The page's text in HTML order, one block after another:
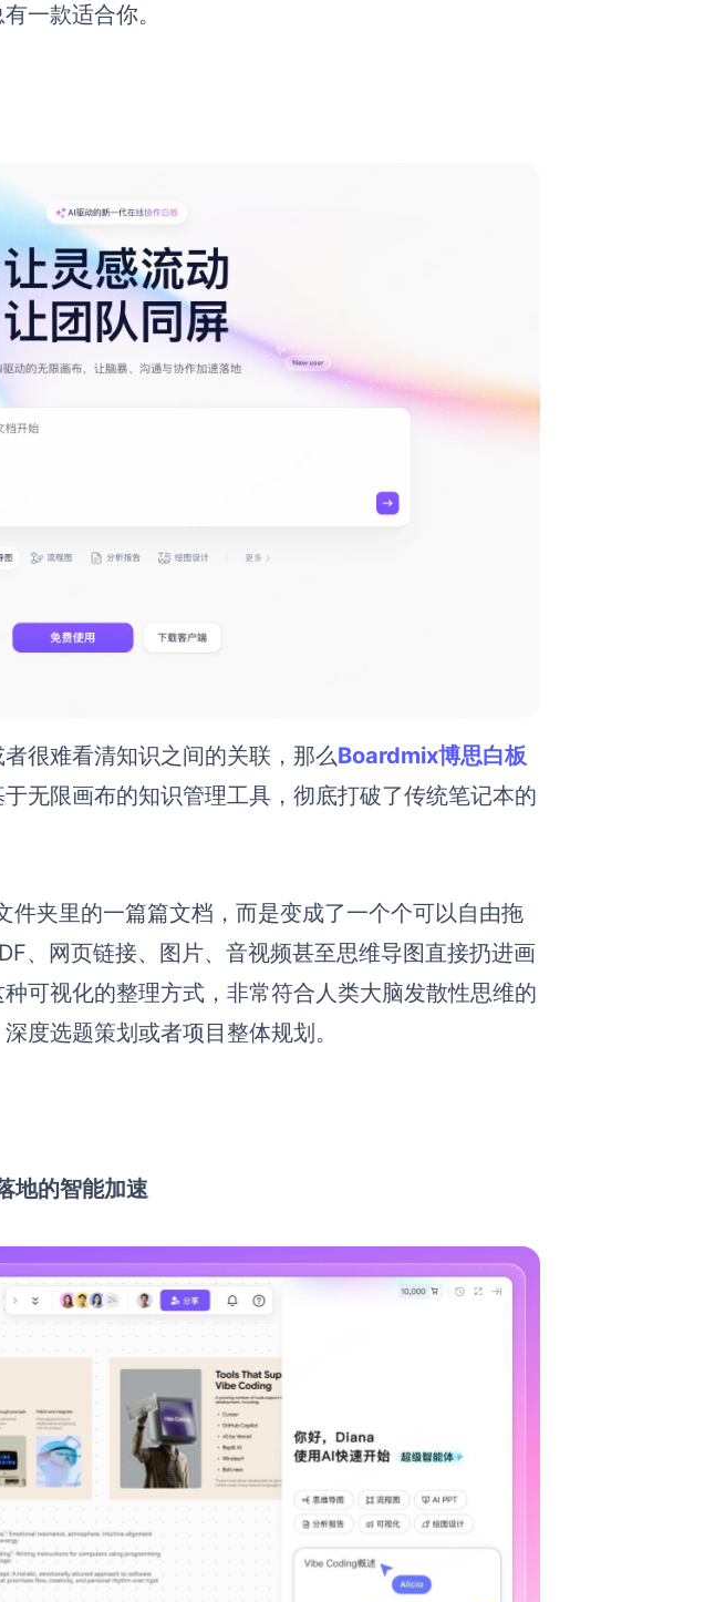
一款适合你。
很难看清知识之间的关联，那么Boardmix博思白板
无限画布的知识管理工具，彻底打破了传统笔记本的
夹里的一篇篇文档，而是变成了一个个可以自由拖
、网页链接、图片、音视频甚至思维导图直接扔进画
可视化的整理方式，非常符合人类大脑发散性思维的
度选题策划或者项目整体规划。
地的智能加速